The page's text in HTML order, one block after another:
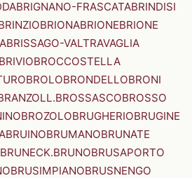
BRIGNANO-FRASCATABRINDISI
BRIONABRIONEBRIONE
BRISSAGO-VALTRAVAGLIA
BRIVIOBROCCOSTELLA
BROLOBRONDELLOBRONI
BROSSASCOBROSSO
BROZOLOBRUGHERIOBRUGINE
BRUINOBRUMANOBRUNATE
BRUNOBRUSAPORTO
BRUSIMPIANOBRUSNENGO